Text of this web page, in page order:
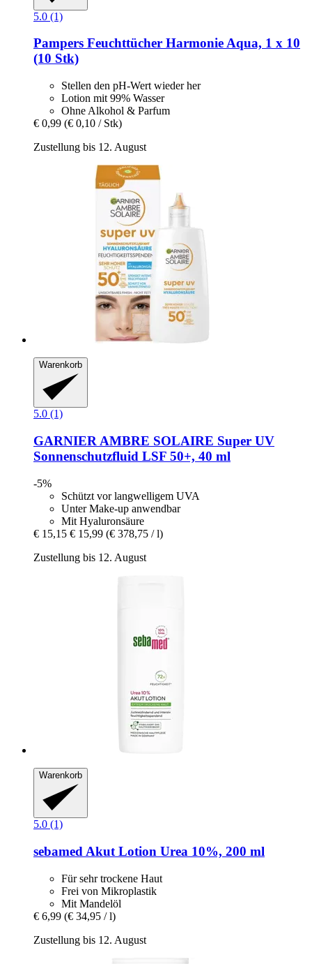
5.0 (1)
Pampers Feuchttücher Harmonie Aqua, 1 x 10
(10 Stk)
Stellen den pH-Wert wieder her
Lotion mit 99% Wasser
Ohne Alkohol & Parfum
€ 0,99 (€ 0,10 / Stk)
Zustellung bis 12. August
Warenkorb
5.0 (1)
GARNIER AMBRE SOLAIRE Super UV
Sonnenschutzfluid LSF 50+, 40 ml
-5%
Schützt vor langwelligem UVA
Unter Make-up anwendbar
Mit Hyaluronsäure
€ 15,15 € 15,99 (€ 378,75 / l)
Zustellung bis 12. August
Warenkorb
5.0 (1)
sebamed Akut Lotion Urea 10%, 200 ml
Für sehr trockene Haut
Frei von Mikroplastik
Mit Mandelöl
€ 6,99 (€ 34,95 / l)
Zustellung bis 12. August